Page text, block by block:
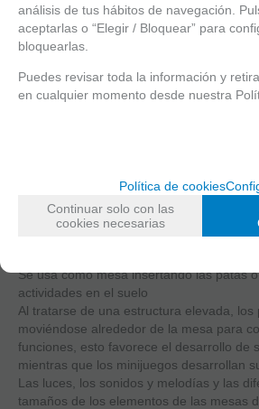
2
3
La mesa interactiva Winfun tienen
que les ayudan a aprender y asociar
y sonidos mientras se divierten.
Contiene: engranajes, juegos para
Se usa como mesa insertando las patas
actividades en el suelo
Al tratarse de una estructura elevada, los
moviéndose alrededor de la mesa para
funciones, esto favorece el desarrollo de
mientras que los minijuegos desarrollan
Las luces, los sonidos y melodías y las
tamaños de los elementos de las mesas
análisis de tus hábitos de navegación.
aceptarlas o “Elegir / Bloquear” para
bloquearlas.
Puedes revisar toda la información y
en cualquier momento desde nuestra
Política de cookies
Continuar solo con las
cookies necesarias